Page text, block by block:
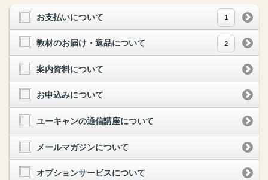
お支払いについて 1
教材のお届け・返品について 2
案内資料について
お申込みについて
ユーキャンの通信講座について
メールマガジンについて
オプションサービスについて